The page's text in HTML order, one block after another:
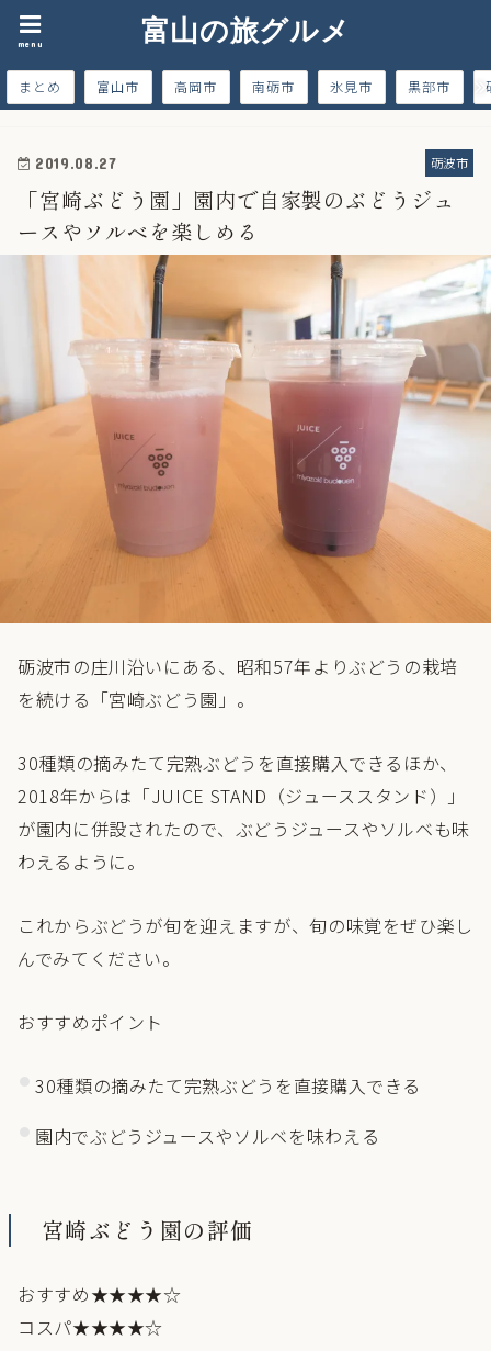
富山の旅グルメ
menu
まとめ 富山市 高岡市 南砺市 氷見市 黒部市
砺波市
2019.08.27
「宮崎ぶどう園」園内で自家製のぶどうジュ
ースやソルベを楽しめる
砺波市の庄川沿いにある、昭和57年よりぶどうの栽培
を続ける「宮崎ぶどう園」。
30種類の摘みたて完熟ぶどうを直接購入できるほか、
2018年からは「JUICE STAND（ジューススタンド）」
が園内に併設されたので、ぶどうジュースやソルベも味
わえるように。
これからぶどうが旬を迎えますが、旬の味覚をぜひ楽し
んでみてください。
おすすめポイント
30種類の摘みたて完熟ぶどうを直接購入できる
園内でぶどうジュースやソルベを味わえる
宮崎ぶどう園の評価
おすすめ★★★★☆
コスパ★★★★☆